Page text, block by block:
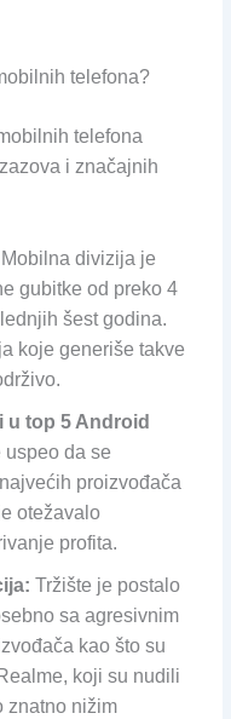
telefona?
telefona
i značajnih
Mobilna divizija je
gubitke od preko 4
šest godina.
koje generiše takve
u top 5 Android
uspeo da se
proizvođača
otežavalo
profita.
Tržište je postalo
sa agresivnim
kao što su
koji su nudili
znatno nižim